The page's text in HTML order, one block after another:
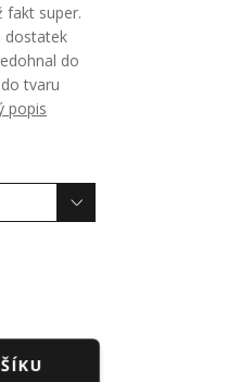
fakt super.
dostatek
do
tvaru
popis